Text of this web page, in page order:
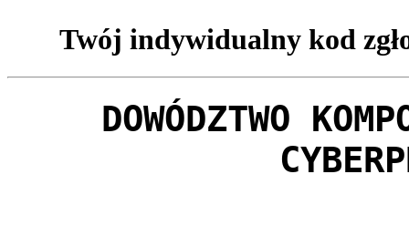
Twój indywidualny kod
DOWÓDZTWO